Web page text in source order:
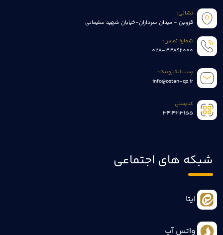
نشانی:
قزوین - میدان سرداران-خیابان شهید سلیمانی
شماره تماس:
028-33892000
پست الکترونیک:
info@ostan-qz.ir
کدپستی:
3414613155
شبکه های اجتماعی
ایتا
واتس آپ